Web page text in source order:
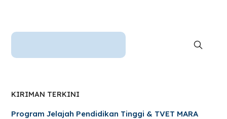
KIRIMAN TERKINI
Program Jelajah Pendidikan Tinggi & TVET MARA